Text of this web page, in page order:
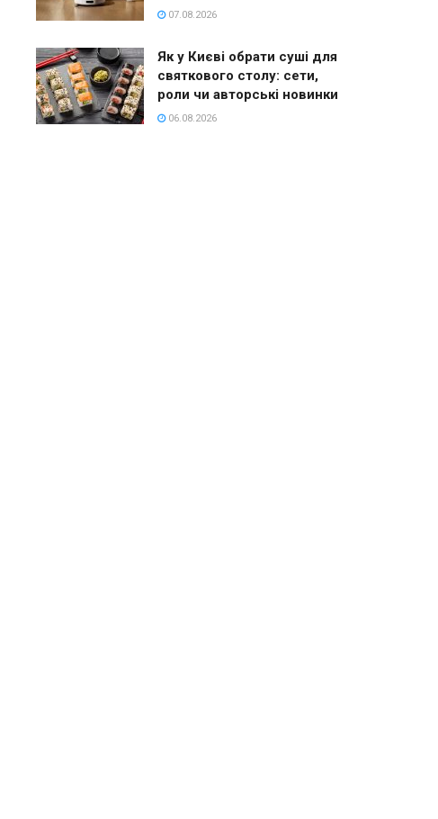
07.08.2026
Як у Києві обрати суші для
святкового столу: сети,
роли чи авторські новинки
06.08.2026